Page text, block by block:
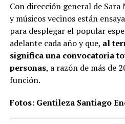
Con dirección general de
y músicos vecinos están
para desplegar el popular
adelante cada año y que, al
significa una convocatoria
personas, a razón de más de
función.
Fotos: Gentileza Santiago